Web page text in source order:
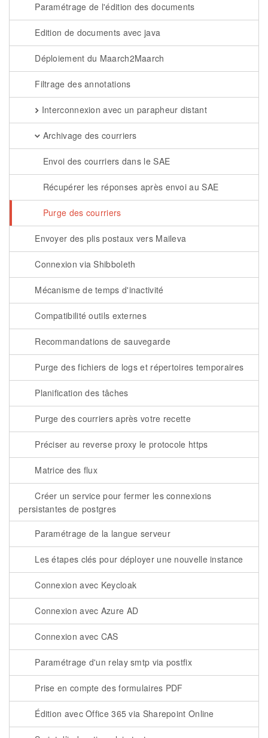
Paramétrage de l'édition des documents
Edition de documents avec java
Déploiement du Maarch2Maarch
Filtrage des annotations
Interconnexion avec un parapheur distant
Archivage des courriers
Envoi des courriers dans le SAE
Récupérer les réponses après envoi au SAE
Purge des courriers
Envoyer des plis postaux vers Maileva
Connexion via Shibboleth
Mécanisme de temps d'inactivité
Compatibilité outils externes
Recommandations de sauvegarde
Purge des fichiers de logs et répertoires temporaires
Planification des tâches
Purge des courriers après votre recette
Préciser au reverse proxy le protocole https
Matrice des flux
Créer un service pour fermer les connexions
persistantes de postgres
Paramétrage de la langue serveur
Les étapes clés pour déployer une nouvelle instance
Connexion avec Keycloak
Connexion avec Azure AD
Connexion avec CAS
Paramétrage d'un relay smtp via postfix
Prise en compte des formulaires PDF
Édition avec Office 365 via Sharepoint Online